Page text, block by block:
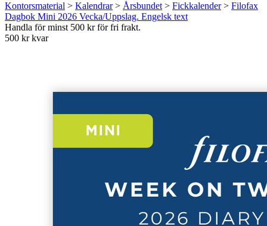
Kontorsmaterial > Kalendrar> Årsbundet > Fickkalender> Filofax
Dagbok Mini 2026 Vecka/Uppslag. Engelsk text
Handla för minst 500 kr för fri frakt.
500 kr kvar